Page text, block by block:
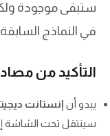
ستبقى موجودة
في النماذج
التأكيد من
يبدو أن إنستانت
سينتقل تحت الشاشة